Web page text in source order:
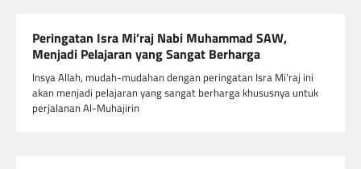
Peringatan Isra Mi’raj Nabi Muhammad SAW,
Menjadi Pelajaran yang Sangat Berharga
Insya Allah, mudah-mudahan dengan peringatan Isra Mi’raj ini
akan menjadi pelajaran yang sangat berharga khususnya untuk
perjalanan Al-Muhajirin